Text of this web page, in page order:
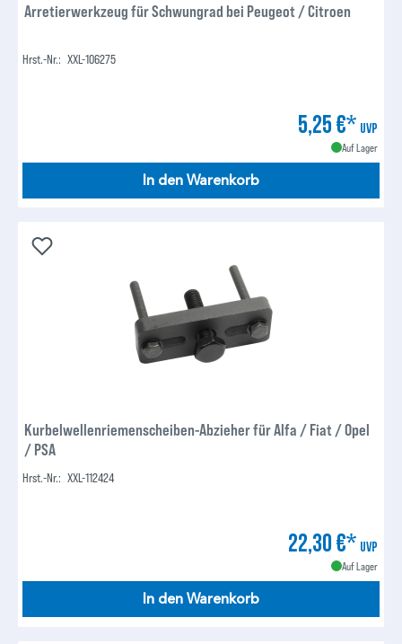
Arretierwerkzeug für Schwungrad bei Peugeot / Citroen
Hrst.-Nr.: XXL-106275
5,25 €* UVP
Auf Lager
In den Warenkorb
Kurbelwellenriemenscheiben-Abzieher für Alfa / Fiat / Opel
/ PSA
Hrst.-Nr.: XXL-112424
22,30 €* UVP
Auf Lager
In den Warenkorb